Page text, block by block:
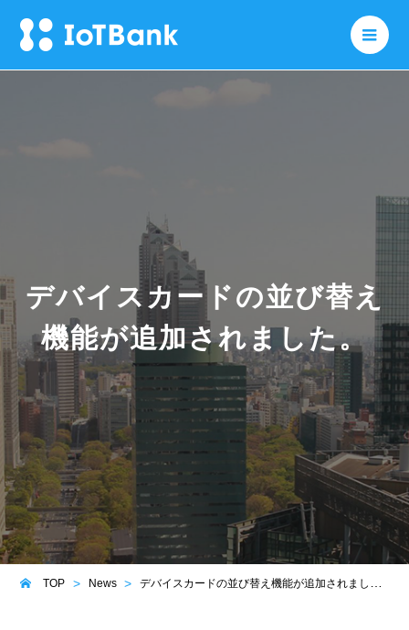
メ
デバイスカードの並び替え
機能が追加されました。
TOP News デバイスカードの並び替え機能が追加されました。